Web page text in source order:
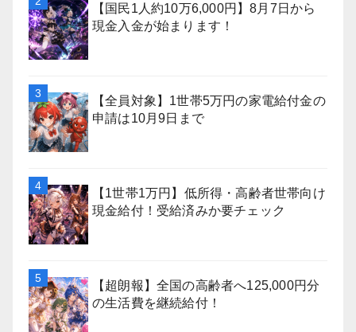
【国民1人約10万6,000円】8月7日から
現金入金が始まります！
【全員対象】1世帯5万円の家電給付金の
申請は10月9日まで
【1世帯1万円】低所得・高齢者世帯向け
現金給付！受給済みか要チェック
【超朗報】全国の高齢者へ125,000円分
の生活費を継続給付！